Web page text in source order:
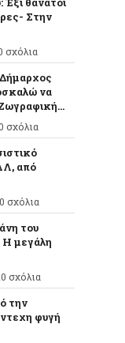
Στην
σχόλια
να
σχόλια
από
σχόλια
του
Η μεγάλη
σχόλια
την
φυγή